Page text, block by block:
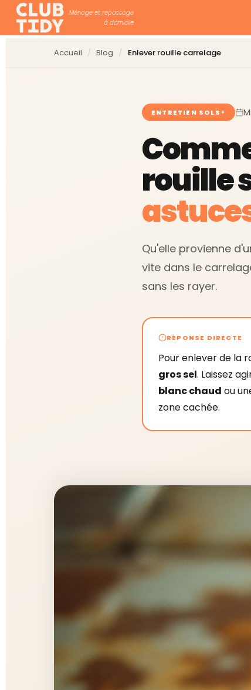
Ménage et repassage
à domicile
Accueil Blog Enlever rouille carrelage
ENTRETIEN SOLS
rouille
Qu'elle provienne
vite dans le
sans les rayer.
RÉPONSE DIRECTE
Pour enlever de la
gros sel. Laissez
blanc chaud ou
zone cachée.